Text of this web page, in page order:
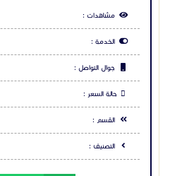
الجهاز:
smart/
المعادن، جهاز كشف المعادن،
مشاهدات :
الخدمة :
جوال التواصل :
حالة السعر :
القسم :
التصنيف :